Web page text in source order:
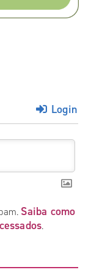
Login
Saiba como
.